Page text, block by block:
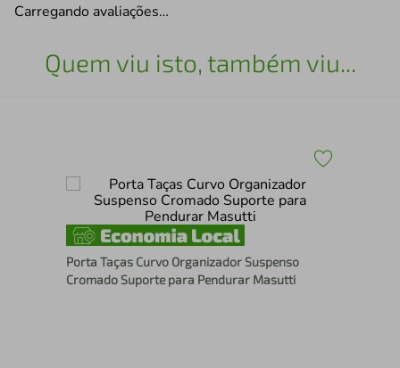
Carregando avaliações…
Quem viu isto, também viu...
Porta Taças Curvo Organizador Suspenso
Cromado Suporte para Pendurar Masutti